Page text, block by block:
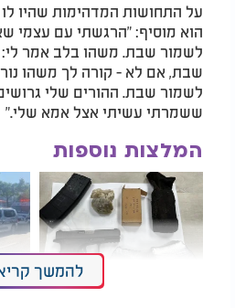
על התחושות המדהימות שהיו
הוא מוסיף: "הרגשתי עם עצמי
לשמור שבת. משהו בלב אמר
שבת, אם לא - קורה לך משהו
לשמור שבת. ההורים שלי
ששמרתי עשיתי אצל אמא שלי."
המלצות נוספות
להמשך